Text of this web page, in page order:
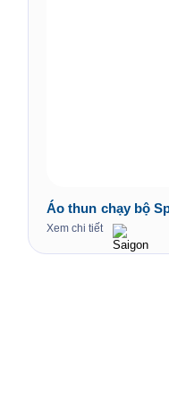
Áo thun chạy bộ
Xem chi tiết